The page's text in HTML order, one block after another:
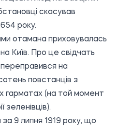
скасував
року.
отамана приховувалась
Київ. Про це свідчать
на
повстанців з
гарматах (на той момент
зеленівців).
9 липня 1919 року, що